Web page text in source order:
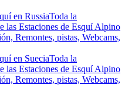
en RussiaToda la
las Estaciones de Esquí Alpino
Remontes, pistas, Webcams,
en SueciaToda la
las Estaciones de Esquí Alpino
Remontes, pistas, Webcams,